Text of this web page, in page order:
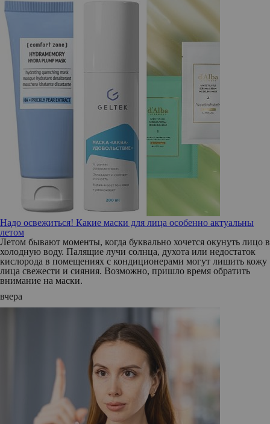
Надо освежиться! Какие маски для лица особенно актуальны
летом
Летом бывают моменты, когда буквально хочется окунуть лицо в
холодную воду. Палящие лучи солнца, духота или недостаток
кислорода в помещениях с кондиционерами могут лишить кожу
лица свежести и сияния. Возможно, пришло время обратить
внимание на маски.
вчера